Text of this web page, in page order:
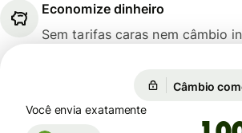
Economize dinheiro
Sem tarifas caras nem câmbio
Câmbio
Você envia exatamente